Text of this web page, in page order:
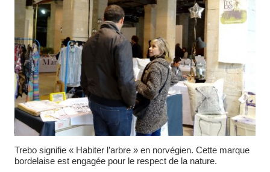
Trebo signifie « Habiter l’arbre » en norvégien. Cette marque
bordelaise est engagée pour le respect de la nature.